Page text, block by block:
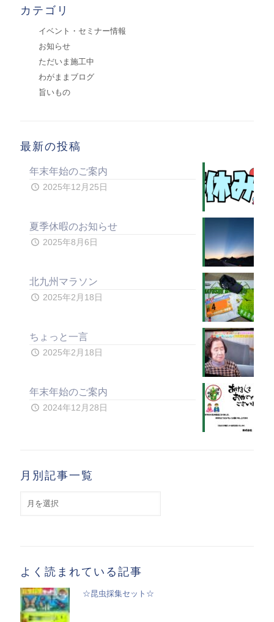
カテゴリ
イベント・セミナー情報
お知らせ
ただいま施工中
わがままブログ
旨いもの
最新の投稿
年末年始のご案内
2025年12月25日
夏季休暇のお知らせ
2025年8月6日
北九州マラソン
2025年2月18日
ちょっと一言
2025年2月18日
年末年始のご案内
2024年12月28日
月別記事一覧
よく読まれている記事
☆昆虫採集セット☆